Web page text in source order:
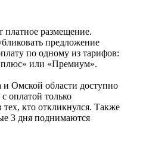
платное размещение.
предложение
по одному из тарифов:
плюс» или «Премиум».
Омской области доступно
оплатой только
тех, кто откликнулся. Также
3 дня поднимаются